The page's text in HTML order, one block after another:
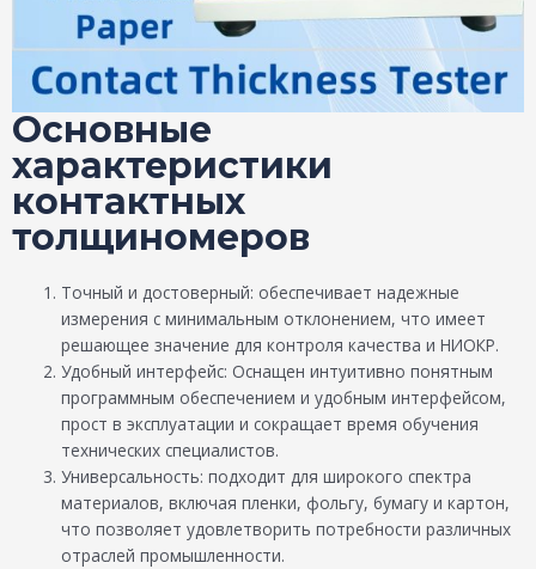
Основные
характеристики
контактных
толщиномеров
Точный и достоверный: обеспечивает надежные
измерения с минимальным отклонением, что имеет
решающее значение для контроля качества и НИОКР.
Удобный интерфейс: Оснащен интуитивно понятным
программным обеспечением и удобным интерфейсом,
прост в эксплуатации и сокращает время обучения
технических специалистов.
Универсальность: подходит для широкого спектра
материалов, включая пленки, фольгу, бумагу и картон,
что позволяет удовлетворить потребности различных
отраслей промышленности.